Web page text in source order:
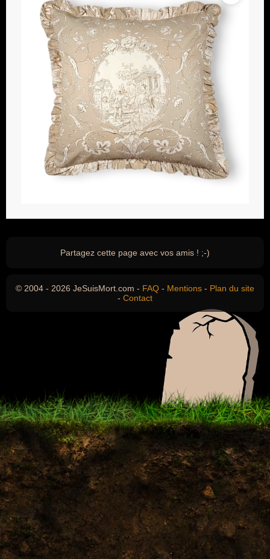
Partagez cette page avec vos amis ! ;-)
© 2004 - 2026 JeSuisMort.com - FAQ - Mentions - Plan du site
- Contact